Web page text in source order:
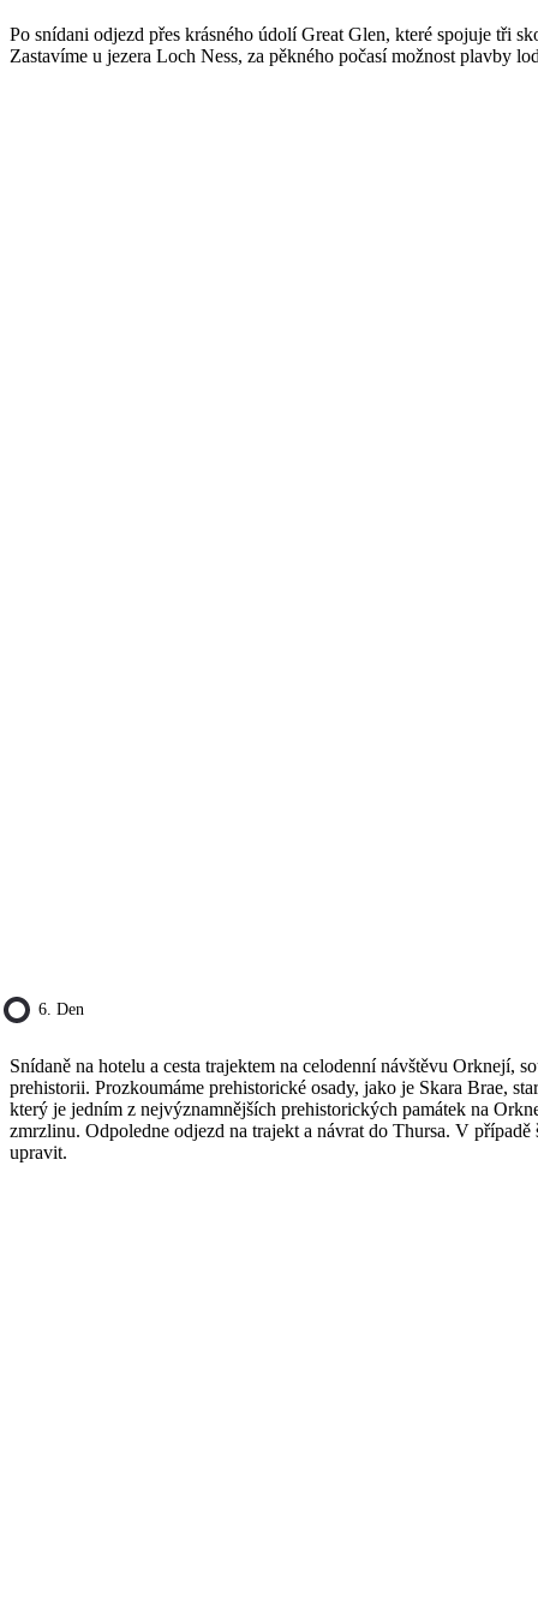
Po snídani odjezd přes krásného údolí Great Glen, které spojuje tři
Zastavíme u jezera Loch Ness, za pěkného počasí možnost plavby
6. Den
Snídaně na hotelu a cesta trajektem na celodenní návštěvu Orknejí,
prehistorii. Prozkoumáme prehistorické osady, jako je Skara Brae,
který je jedním z nejvýznamnějších prehistorických památek na
zmrzlinu. Odpoledne odjezd na trajekt a návrat do Thursa. V
upravit.